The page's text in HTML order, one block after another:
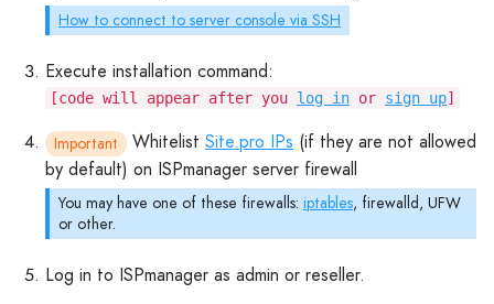
How to connect to server console via SSH
Execute installation command:
[code will appear after you log in or sign up]
Important Whitelist Site.pro IPs (if they are not allowed
by default) on ISPmanager server firewall
You may have one of these firewalls: iptables, firewalld, UFW
or other.
Log in to ISPmanager as admin or reseller.